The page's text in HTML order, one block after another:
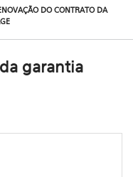
DO CONTRATO DA
garantia